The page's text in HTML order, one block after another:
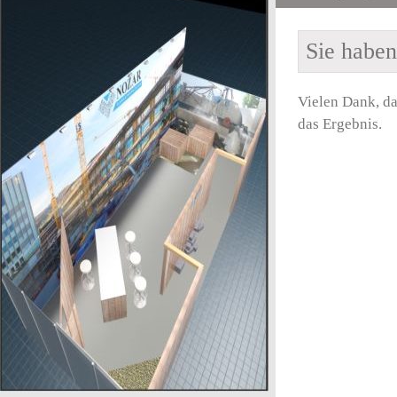
Sie
Vielen Dank,
das Ergebnis.